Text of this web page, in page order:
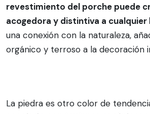
revestimiento del porche puede
acogedora y distintiva a cualquier
una conexión con la naturaleza,
orgánico y terroso a la decoración
La piedra es otro color de